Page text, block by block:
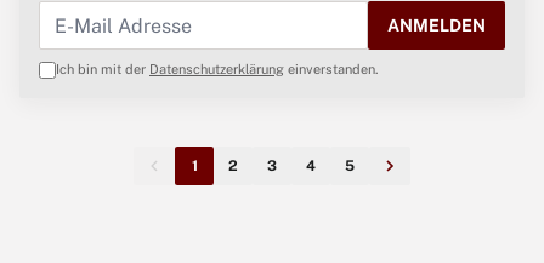
ANMELDEN
Ich bin mit der Datenschutzerklärung einverstanden.
1 2 3 4 5